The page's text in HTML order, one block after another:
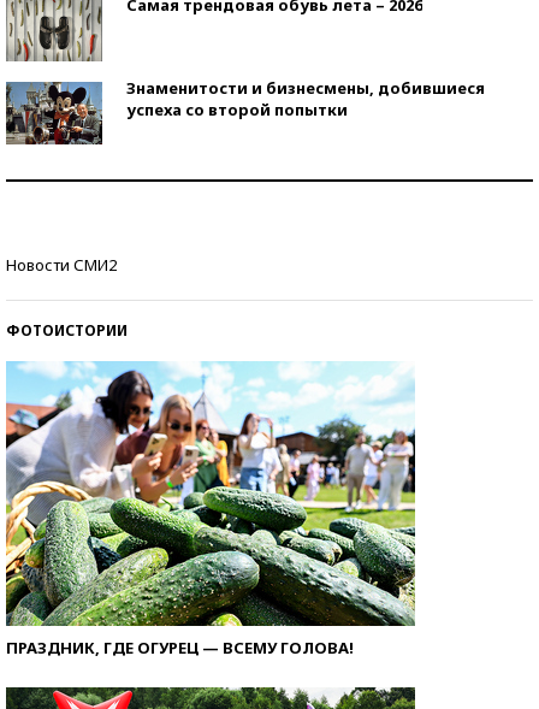
Самая трендовая обувь лета – 2026
Знаменитости и бизнесмены, добившиеся
успеха со второй попытки
Новости СМИ2
ФОТОИСТОРИИ
ПРАЗДНИК, ГДЕ ОГУРЕЦ — ВСЕМУ ГОЛОВА!